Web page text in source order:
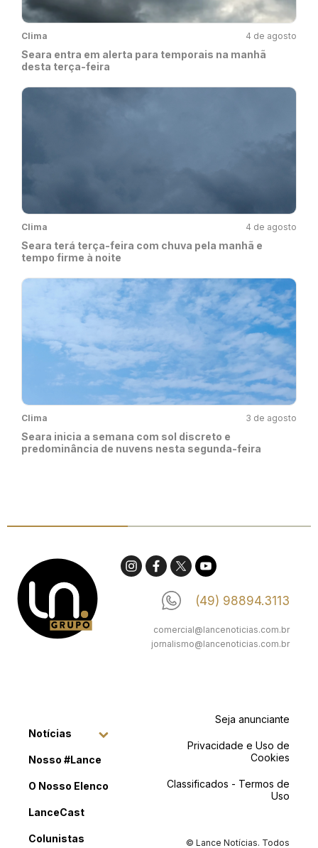
Clima 4 de agosto
Seara entra em alerta para temporais na manhã
desta terça-feira
Clima 4 de agosto
Seara terá terça-feira com chuva pela manhã e
tempo firme à noite
Clima 3 de agosto
Seara inicia a semana com sol discreto e
predominância de nuvens nesta segunda-feira
(49) 98894.3113
comercial@lancenoticias.com.br
jornalismo@lancenoticias.com.br
Notícias
Nosso #Lance
O Nosso Elenco
LanceCast
Colunistas
Seja anunciante
Privacidade e Uso de
Cookies
Classificados - Termos de
Uso
© Lance Notícias. Todos